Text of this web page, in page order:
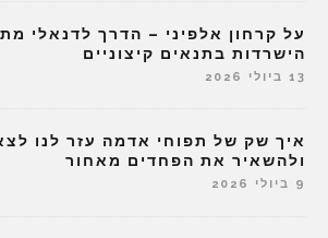
על קרחון אלפיני – הדרך לדנאלי
הישרדות בתנאים קיצוניים
13 ביולי 2026
איך שק של תפוחי אדמה עזר לנו
ולהשאיר את הפחדים מאחור
9 ביולי 2026